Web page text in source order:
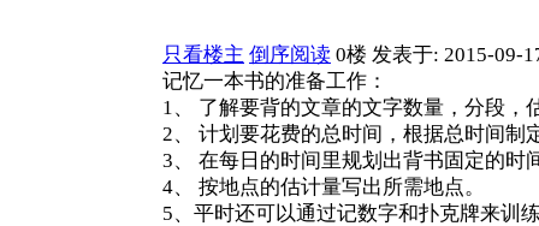
只看楼主 倒序阅读 0楼 发表于: 2015-09-
记忆一本书的准备工作：
1、 了解要背的文章的文字数量，分段，
2、 计划要花费的总时间，根据总时间制
3、 在每日的时间里规划出背书固定的时
4、 按地点的估计量写出所需地点。
5、平时还可以通过记数字和扑克牌来训